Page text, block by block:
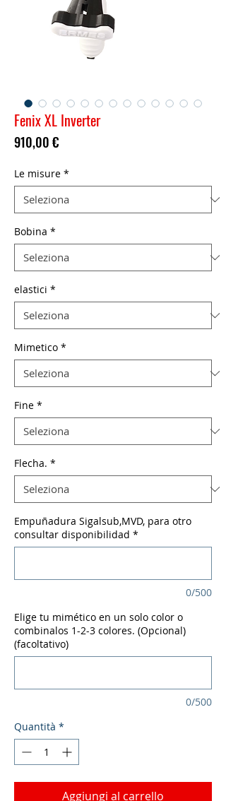
Fenix XL Inverter
910,00 €
Le misure *
Bobina *
elastici *
Mimetico *
Fine *
Flecha. *
Empuñadura Sigalsub,MVD, para otro
consultar disponibilidad *
0/500
Elige tu mimético en un solo color o
combinalos 1-2-3 colores. (Opcional)
(facoltativo)
0/500
Quantità *
Aggiungi al carrello